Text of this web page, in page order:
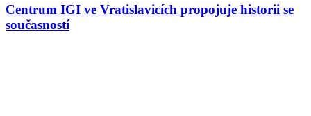
Centrum IGI ve Vratislavicích propojuje historii se
současností